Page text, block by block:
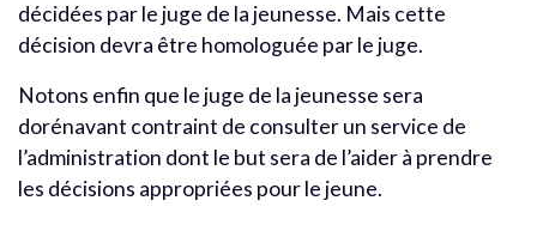
décidées par le juge de la jeunesse. Mais cette
décision devra être homologuée par le juge.
Notons enfin que le juge de la jeunesse sera
dorénavant contraint de consulter un service de
l’administration dont le but sera de l’aider à prendre
les décisions appropriées pour le jeune.